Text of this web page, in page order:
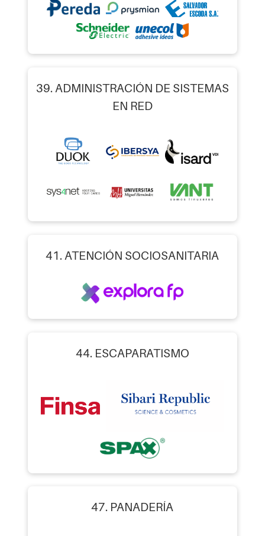
39. ADMINISTRACIÓN DE SISTEMAS
EN RED
41. ATENCIÓN SOCIOSANITARIA
44. ESCAPARATISMO
47. PANADERÍA